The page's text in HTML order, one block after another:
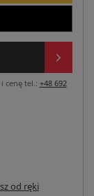
cenę tel.: +48 692
od ręki